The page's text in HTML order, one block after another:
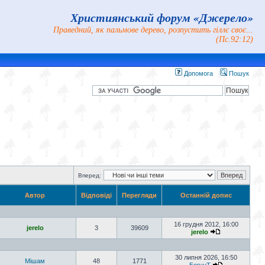
Християнський форум «Джерело»
Праведний, як пальмове дерево, розпустить гіллє своє...
(Пс.92:12)
Допомога Пошук
Вперед:
Автор Відповіді Перегляди Останній допис
jerelo 3 39609
16 грудня 2012, 16:00
jerelo
Мішам 48 1771
30 липня 2026, 16:50